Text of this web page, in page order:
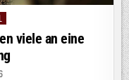
viele an eine